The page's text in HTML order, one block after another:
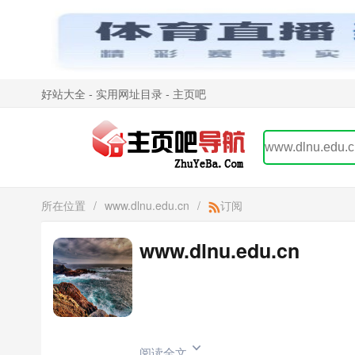
好站大全 - 实用网址目录 - 主页吧
所在位置 / www.dlnu.edu.cn / 订阅
www.dlnu.edu.cn